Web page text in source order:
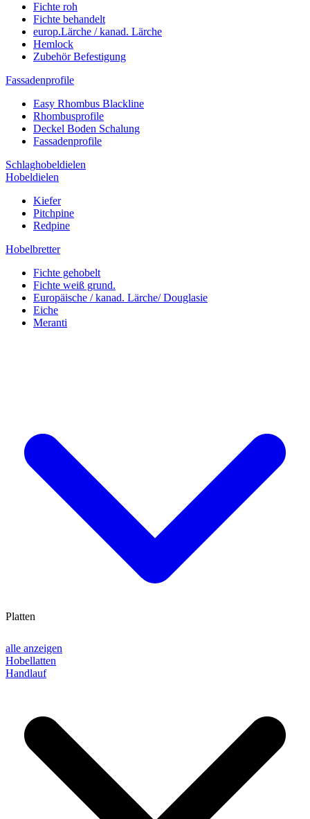
Fichte roh
Fichte behandelt
europ.Lärche / kanad. Lärche
Hemlock
Zubehör Befestigung
Fassadenprofile
Easy Rhombus Blackline
Rhombusprofile
Deckel Boden Schalung
Fassadenprofile
Schlaghobeldielen
Hobeldielen
Kiefer
Pitchpine
Redpine
Hobelbretter
Fichte gehobelt
Fichte weiß grund.
Europäische / kanad. Lärche/ Douglasie
Eiche
Meranti
alle anzeigen
Hobellatten
Handlauf
Platten